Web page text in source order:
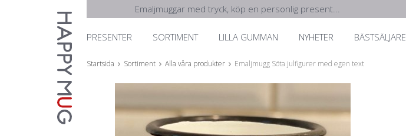
Emaljmuggar med tryck, köp en personlig present...
PRESENTER SORTIMENT LILLA GUMMAN NYHETER BÄSTSÄLJARE
Startsida Sortiment Alla våra produkter Emaljmugg Söta julfigurer med egen text